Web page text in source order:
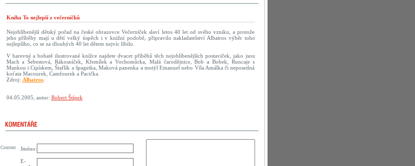
Kniha To nejlepší z večerníčků
Nejoblíbenější dětský pořad na české obrazovce Večerníček slaví letos 40 let od svého vzniku, a protože
jeho příběhy mají u dětí velký úspěch i v knižní podobě, připravilo nakladatelství Albatros výběr toho
nejlepšího, co se za dlouhých 40 let dětem nejvíc líbilo.
V barevné a bohatě ilustrované knížce najdete dvacet příběhů těch nejoblíbenějších postaviček, jako jsou
Mach a Šebestová, Rákosníček, Křemílek a Vochomůrka, Malá čarodějnice, Bob a Bobek, Runcaje s
Mankou i Cipískem, Štaflík a špagetka, Maková panenka a motýl Emanuel nebo Víla Amálka či neposedná
koťata Macourek, Camfourek a Pacička.
Zdroj: Albatros.
04.05.2005, autor: Robert Štípek
Jméno:
E-
Content